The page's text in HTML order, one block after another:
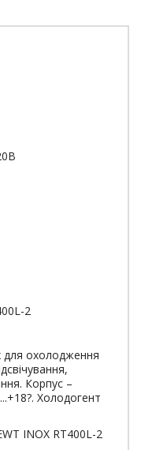
2
для охолодження
Корпус –
Холодогент
INOX RT400L-2